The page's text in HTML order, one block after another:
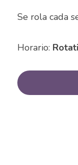
Auxiliar de
Auxiliar
Se rola cada
Horario: